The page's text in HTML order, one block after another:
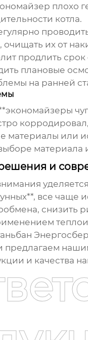
плохо
котла.
их от
продлить
плановые
на ранней
материалы или
материала
и
все чаще
снизить
предлагаем
и качества